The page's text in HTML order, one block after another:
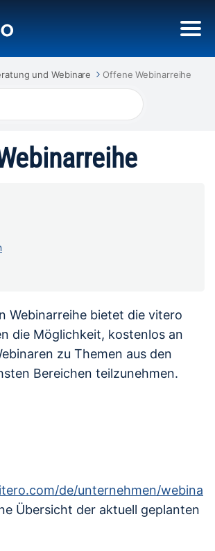
und Webinare Offene Webinarreihe
Webinarreihe bietet die vitero
die Möglichkeit, kostenlos an
zu Themen aus den
Bereichen teilzunehmen.
de/unternehmen/webina
Übersicht der aktuell geplanten